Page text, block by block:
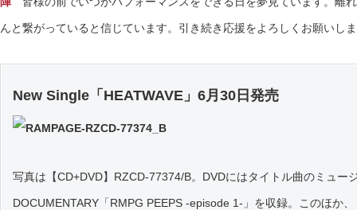
んと繋がっていると信じています。引き続き応援をよろしくお願いし
New Single「HEATWAVE」6月30日発売
写真は【CD+DVD】RZCD-77374/B。DVDにはタイトル曲のミュー
DOCUMENTARY「RMPG PEEPS -episode 1-」を収録。このほか